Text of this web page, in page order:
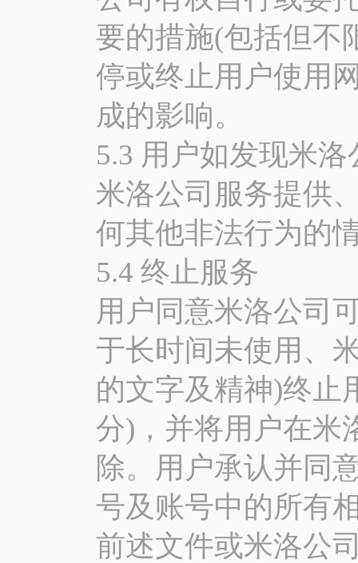
要的措施(包括但不
停或终止用户使用
成的影响。
5.3 用户如发现米
米洛公司服务提供
何其他非法行为的
5.4 终止服务
用户同意米洛公司
于长时间未使用、
的文字及精神)终止
分)，并将用户在米
除。用户承认并同
号及账号中的所有
前述文件或米洛公